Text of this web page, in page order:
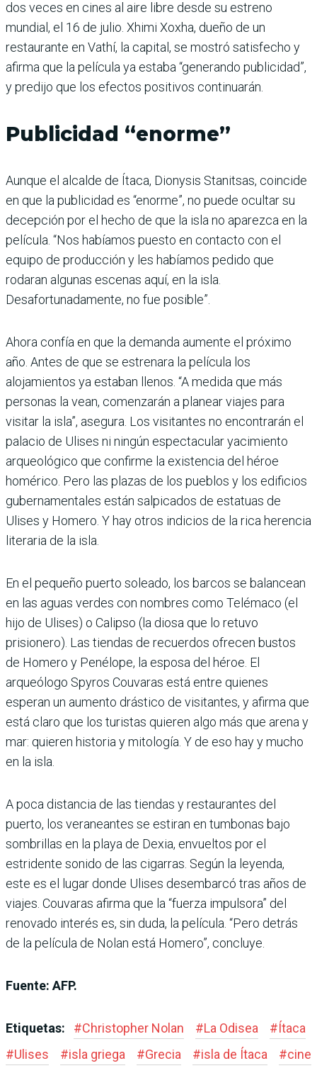
dos veces en cines al aire libre desde su estreno
mundial, el 16 de julio. Xhimi Xoxha, dueño de un
restaurante en Vathí, la capital, se mostró satisfecho y
afirma que la película ya estaba “generando publicidad”,
y predijo que los efectos positivos continuarán.
Publicidad “enorme”
Aunque el alcalde de Ítaca, Dionysis Stanitsas, coincide
en que la publicidad es “enorme”, no puede ocultar su
decepción por el hecho de que la isla no aparezca en la
película. “Nos habíamos puesto en contacto con el
equipo de producción y les habíamos pedido que
rodaran algunas escenas aquí, en la isla.
Desafortunadamente, no fue posible”.
Ahora confía en que la demanda aumente el próximo
año. Antes de que se estrenara la película los
alojamientos ya estaban llenos. “A medida que más
personas la vean, comenzarán a planear viajes para
visitar la isla”, asegura. Los visitantes no encontrarán el
palacio de Ulises ni ningún espectacular yacimiento
arqueológico que confirme la existencia del héroe
homérico. Pero las plazas de los pueblos y los edificios
gubernamentales están salpicados de estatuas de
Ulises y Homero. Y hay otros indicios de la rica herencia
literaria de la isla.
En el pequeño puerto soleado, los barcos se balancean
en las aguas verdes con nombres como Telémaco (el
hijo de Ulises) o Calipso (la diosa que lo retuvo
prisionero). Las tiendas de recuerdos ofrecen bustos
de Homero y Penélope, la esposa del héroe. El
arqueólogo Spyros Couvaras está entre quienes
esperan un aumento drástico de visitantes, y afirma que
está claro que los turistas quieren algo más que arena y
mar: quieren historia y mitología. Y de eso hay y mucho
en la isla.
A poca distancia de las tiendas y restaurantes del
puerto, los veraneantes se estiran en tumbonas bajo
sombrillas en la playa de Dexia, envueltos por el
estridente sonido de las cigarras. Según la leyenda,
este es el lugar donde Ulises desembarcó tras años de
viajes. Couvaras afirma que la “fuerza impulsora” del
renovado interés es, sin duda, la película. “Pero detrás
de la película de Nolan está Homero”, concluye.
Fuente: AFP.
Etiquetas: #Christopher Nolan #La Odisea #Ítaca
#Ulises #isla griega #Grecia #isla de Ítaca #cine